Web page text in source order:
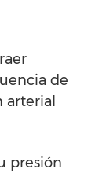
de
arterial
presión